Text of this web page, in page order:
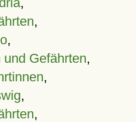
,
,
Gefährten,
,
,
,